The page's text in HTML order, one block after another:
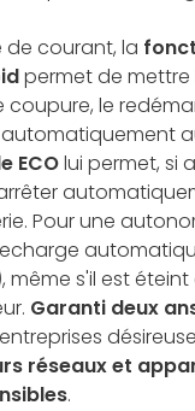
de courant, la
permet de mettre
coupure, le
ECOlui permet, si
Pour une
recharge
même s'il est
Garanti deux
réseaux et
.